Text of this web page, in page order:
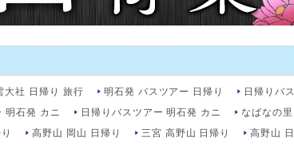
大社 日帰り 旅行 明石発 バスツアー 日帰り
日帰りバ
明石発 カニ 日帰りバスツアー 明石発 カニ
なばなの
高野山 岡山 日帰り 三宮 高野山 日帰り
高野山